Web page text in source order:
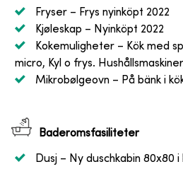
Fryser – Frys nyinköpt 2022
Kjøleskap – Nyinköpt 2022
Kokemuligheter – Kök med
micro, Kyl o frys.
Mikrobølgeovn – På bänk i
Baderomsfasiliteter
Dusj – Ny duschkabin 80x80